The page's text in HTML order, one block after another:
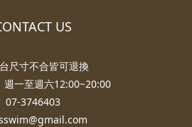
US
尺寸不合皆可退換
週一至週六12:00~20:00
07-3746403